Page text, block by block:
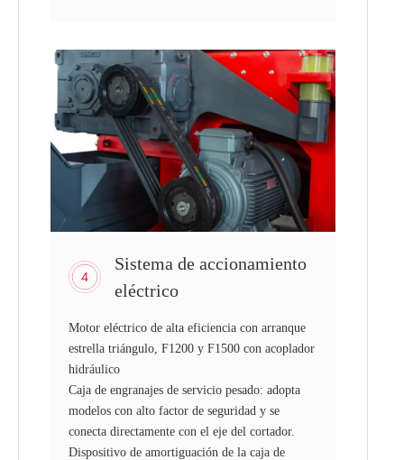
Sistema de accionamiento
eléctrico
Motor eléctrico de alta eficiencia con arranque
estrella triángulo, F1200 y F1500 con acoplador
hidráulico
Caja de engranajes de servicio pesado: adopta
modelos con alto factor de seguridad y se
conecta directamente con el eje del cortador.
Dispositivo de amortiguación de la caja de